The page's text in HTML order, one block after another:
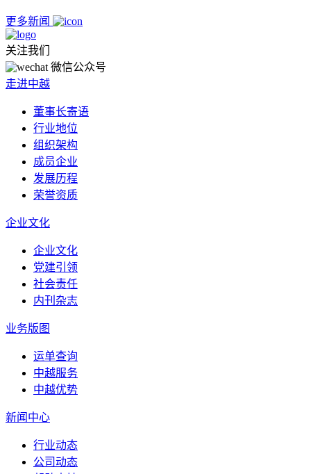
更多新闻
关注我们
微信公众号
走进中越
董事长寄语
行业地位
组织架构
成员企业
发展历程
荣誉资质
企业文化
企业文化
党建引领
社会责任
内刊杂志
业务版图
运单查询
中越服务
中越优势
新闻中心
行业动态
公司动态